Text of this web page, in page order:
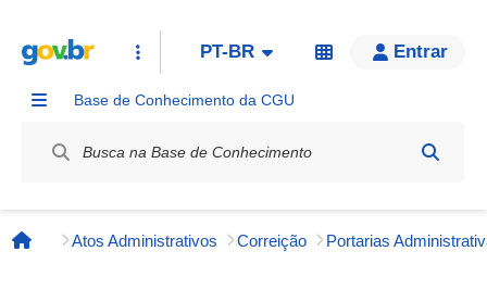
PT-BR Entrar
Base de Conhecimento da CGU
Página inicial
Atos Administrativos Correição